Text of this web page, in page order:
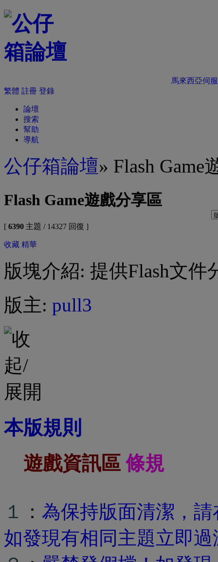
馬來西亞伺
繁體 註冊 登錄
論壇
搜索
幫助
導航
公仔箱論壇» Flash Game
Flash Game遊戲分享區
[ 6390 主題 / 14327 回復 ]
收藏 精華
版塊介紹: 提供Flash文件
版主: pull3
本版規則
遊戲資訊區 條規
１ ： 為保持版面清潔，
如發現有相同主題立即